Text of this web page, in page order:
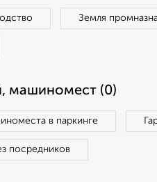
Земля
машиномест (0)
в паркинге
посредников